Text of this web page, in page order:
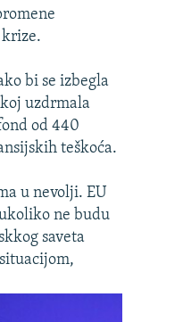
krize.
bi se izbegla
uzdrmala
od 440
teškoća.
u nevolji. EU
ne budu
saveta